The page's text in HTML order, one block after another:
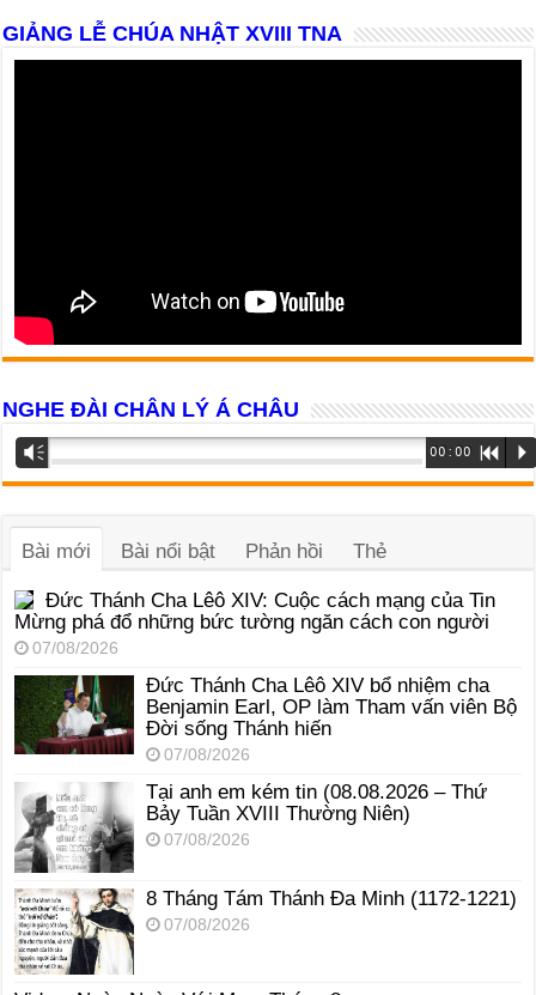
GIẢNG LỄ CHÚA NHẬT XVIII TNA
NGHE ĐÀI CHÂN LÝ Á CHÂU
Trình
phát
âm
Vm 00:00 R P
Bài mới Bài nổi bật Phản hồi Thẻ
Đức Thánh Cha Lêô XIV: Cuộc cách mạng của Tin
Mừng phá đổ những bức tường ngăn cách con người
07/08/2026
Đức Thánh Cha Lêô XIV bổ nhiệm cha
Benjamin Earl, OP làm Tham vấn viên Bộ
Đời sống Thánh hiến
07/08/2026
Tại anh em kém tin (08.08.2026 – Thứ
Bảy Tuần XVIII Thường Niên)
07/08/2026
8 Tháng Tám Thánh Ða Minh (1172-1221)
07/08/2026